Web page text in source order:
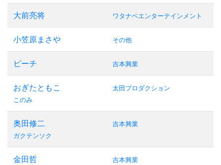
大前亮将 ワタナベエンターテインメント
小笠原まさや その他
ピーチ 吉本興業
おぎたともこ
このみ
太田プロダクション
奥田修二
ガクテンソク
吉本興業
金田哲 吉本興業